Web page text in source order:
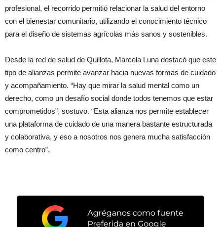
profesional, el recorrido permitió relacionar la salud del entorno
con el bienestar comunitario, utilizando el conocimiento técnico
para el diseño de sistemas agrícolas más sanos y sostenibles.
Desde la red de salud de Quillota, Marcela Luna destacó que este
tipo de alianzas permite avanzar hacia nuevas formas de cuidado
y acompañamiento. “Hay que mirar la salud mental como un
derecho, como un desafío social donde todos tenemos que estar
comprometidos”, sostuvo. “Esta alianza nos permite establecer
una plataforma de cuidado de una manera bastante estructurada
y colaborativa, y eso a nosotros nos genera mucha satisfacción
como centro”.